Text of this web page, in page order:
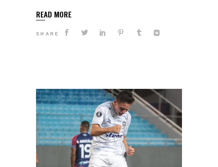
READ MORE
SHARE